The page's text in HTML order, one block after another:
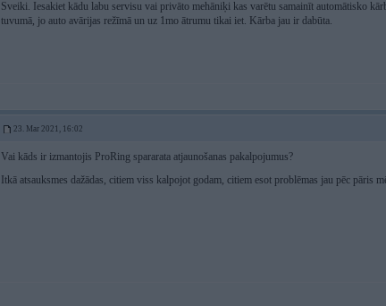
Sveiki. Iesakiet kādu labu servisu vai privāto mehāniķi kas varētu samainīt automātisko
tuvumā, jo auto avārijas režīmā un uz 1mo ātrumu tikai iet. Kārba jau ir dabūta.
23. Mar 2021, 16:02
Vai kāds ir izmantojis ProRing spararata atjaunošanas pakalpojumus?
Itkā atsauksmes dažādas, citiem viss kalpojot godam, citiem esot problēmas jau pēc pāris